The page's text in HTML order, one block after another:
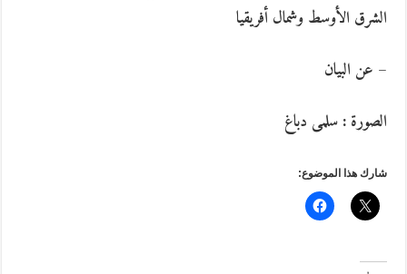
الشرق الأوسط وشمال أفريقيا
– عن البيان
الصورة : سلمى دباغ
شارك هذا الموضوع: